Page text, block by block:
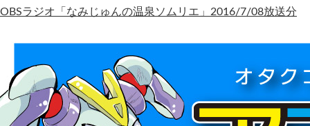
OBSラジオ「なみじゅんの温泉ソムリエ」2016/7/08放送分